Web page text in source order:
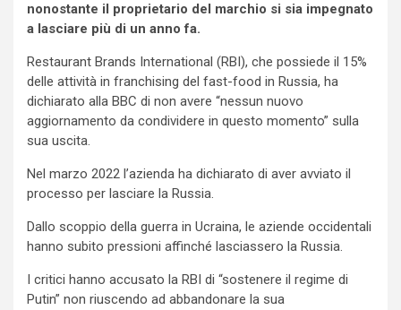
nonostante il proprietario del marchio si sia impegnato
a lasciare più di un anno fa.
Restaurant Brands International (RBI), che possiede il 15%
delle attività in franchising del fast-food in Russia, ha
dichiarato alla BBC di non avere “nessun nuovo
aggiornamento da condividere in questo momento” sulla
sua uscita.
Nel marzo 2022 l’azienda ha dichiarato di aver avviato il
processo per lasciare la Russia.
Dallo scoppio della guerra in Ucraina, le aziende occidentali
hanno subito pressioni affinché lasciassero la Russia.
I critici hanno accusato la RBI di “sostenere il regime di
Putin” non riuscendo ad abbandonare la sua